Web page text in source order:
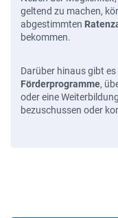
geltend zu machen,
abgestimmten
bekommen.
Darüber hinaus gibt
Förderprogramme,
oder eine
bezuschussen oder